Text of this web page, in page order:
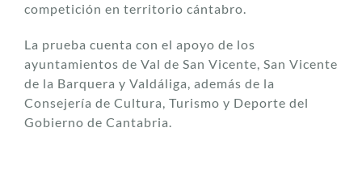
competición en territorio cántabro.
La prueba cuenta con el apoyo de los
ayuntamientos de Val de San Vicente, San Vicente
de la Barquera y Valdáliga, además de la
Consejería de Cultura, Turismo y Deporte del
Gobierno de Cantabria.